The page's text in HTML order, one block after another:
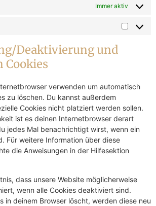
Immer aktiv
Deaktivierung und
Cookies
verwenden um automatisch
zu löschen. Du kannst außerdem
Cookies nicht platziert werden sollen.
ist es deinen Internetbrowser derart
jedes Mal benachrichtigt wirst, wenn ein
Für weitere Information über diese
die Anweisungen in der Hilfesektion
dass unsere Website möglicherweise
wenn alle Cookies deaktiviert sind.
in deinem Browser löscht, werden diese neu